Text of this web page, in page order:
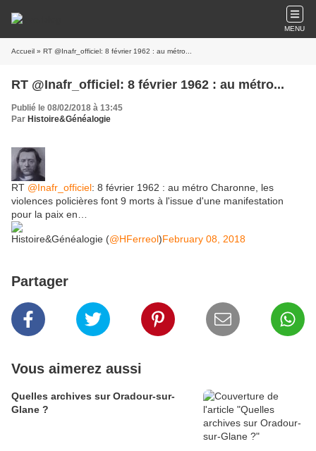
MENU
Accueil » RT @Inafr_officiel: 8 février 1962 : au métro...
RT @Inafr_officiel: 8 février 1962 : au métro...
Publié le 08/02/2018 à 13:45
Par Histoire&Généalogie
RT @Inafr_officiel: 8 février 1962 : au métro Charonne, les
violences policières font 9 morts à l'issue d'une manifestation
pour la paix en…
Histoire&Généalogie (@HFerreol)February 08, 2018
Partager
Vous aimerez aussi
Quelles archives sur Oradour-sur-
Glane ?